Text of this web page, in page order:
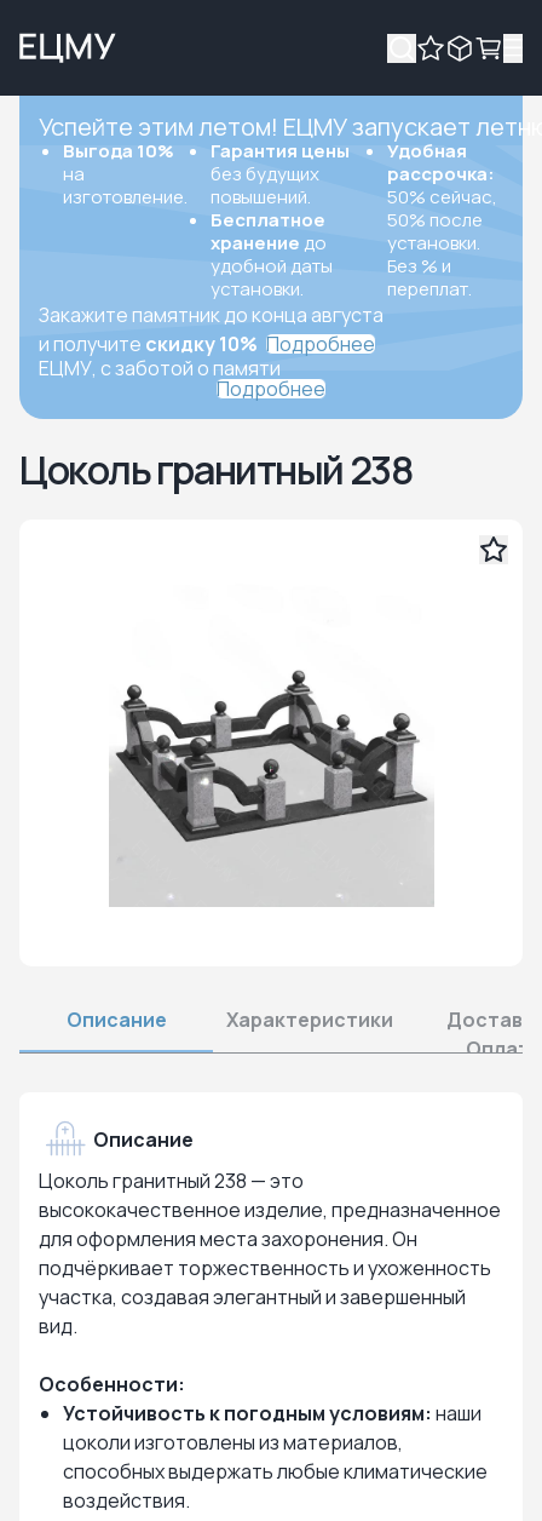
Успейте этим летом! ЕЦМУ запускает
Выгода 10%
на
изготовление.
Гарантия цены
без будущих
повышений.
Бесплатное
хранение до
удобной даты
установки.
Удобная
рассрочка:
50% сейчас,
50% после
установки.
Без % и
переплат.
Закажите памятник до конца августа
и получите скидку 10% Подробнее
ЕЦМУ, с заботой о памяти
Подробнее
Цоколь гранитный 238
Описание Характеристики
Оплата
Описание
Цоколь гранитный 238 — это
высококачественное изделие, предназначенное
для оформления места захоронения. Он
подчёркивает торжественность и ухоженность
участка, создавая элегантный и завершенный
вид.
Особенности:
Устойчивость к погодным условиям: наши
цоколи изготовлены из материалов,
способных выдержать любые климатические
воздействия.